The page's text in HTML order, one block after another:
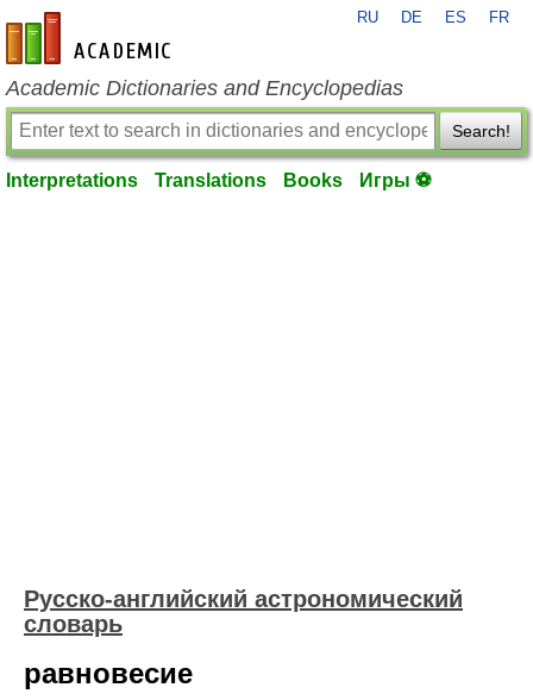
en-academic.com
RU DE ES FR
Academic Dictionaries and Encyclopedias
Search!
Interpretations Translations Books Игры ⚽
Русско-английский астрономический
словарь
равновесие